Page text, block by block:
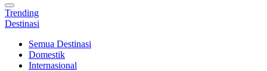
Trending
Destinasi
Semua Destinasi
Domestik
Internasional